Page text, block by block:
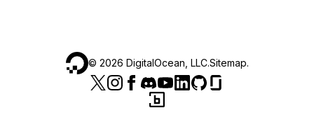
© 2026 DigitalOcean, LLC.Sitemap.